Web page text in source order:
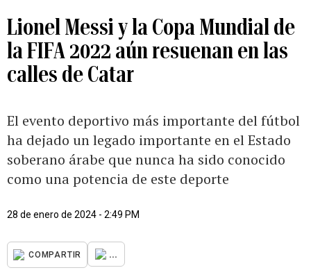
Lionel Messi y la Copa Mundial de
la FIFA 2022 aún resuenan en las
calles de Catar
El evento deportivo más importante del fútbol
ha dejado un legado importante en el Estado
soberano árabe que nunca ha sido conocido
como una potencia de este deporte
28 de enero de 2024 - 2:49 PM
COMPARTIR ...